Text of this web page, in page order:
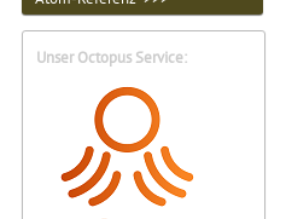
Unser Octopus Service: